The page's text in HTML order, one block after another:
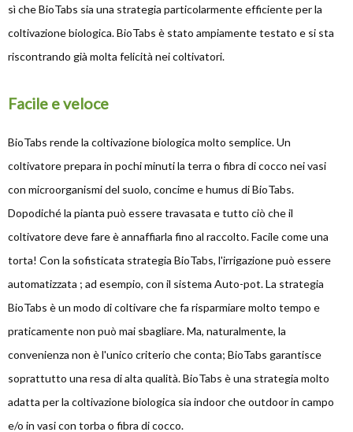
sì che BioTabs sia una strategia particolarmente efficiente per la
coltivazione biologica. BioTabs è stato ampiamente testato e si sta
riscontrando già molta felicità nei coltivatori.
Facile e veloce
BioTabs rende la coltivazione biologica molto semplice. Un
coltivatore prepara in pochi minuti la terra o fibra di cocco nei vasi
con microorganismi del suolo, concime e humus di BioTabs.
Dopodiché la pianta può essere travasata e tutto ciò che il
coltivatore deve fare è annaffiarla fino al raccolto. Facile come una
torta! Con la sofisticata strategia BioTabs, l'irrigazione può essere
automatizzata ; ad esempio, con il sistema Auto-pot. La strategia
BioTabs è un modo di coltivare che fa risparmiare molto tempo e
praticamente non può mai sbagliare. Ma, naturalmente, la
convenienza non è l'unico criterio che conta; BioTabs garantisce
soprattutto una resa di alta qualità. BioTabs è una strategia molto
adatta per la coltivazione biologica sia indoor che outdoor in campo
e/o in vasi con torba o fibra di cocco.